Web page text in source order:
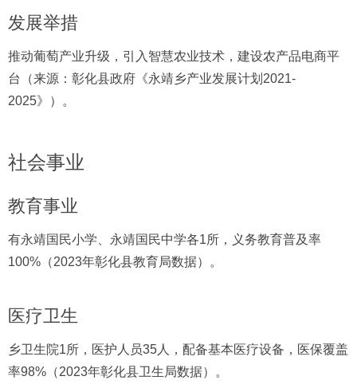
发展举措
推动葡萄产业升级，引入智慧农业技术，建设农产品电商平
台（来源：彰化县政府《永靖乡产业发展计划2021-
2025》）。
社会事业
教育事业
有永靖国民小学、永靖国民中学各1所，义务教育普及率
100%（2023年彰化县教育局数据）。
医疗卫生
乡卫生院1所，医护人员35人，配备基本医疗设备，医保覆盖
率98%（2023年彰化县卫生局数据）。